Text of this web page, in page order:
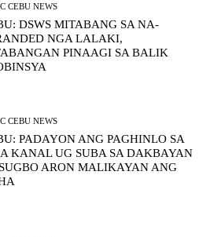
CEBU NEWS
DSWS MITABANG SA NA-
NGA LALAKI,
PINAAGI SA BALIK
CEBU NEWS
PADAYON ANG PAGHINLO SA
KANAL UG SUBA SA DAKBAYAN
ARON MALIKAYAN ANG